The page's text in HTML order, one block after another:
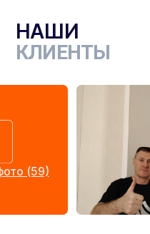
НАШИ
КЛИЕНТЫ
(59)